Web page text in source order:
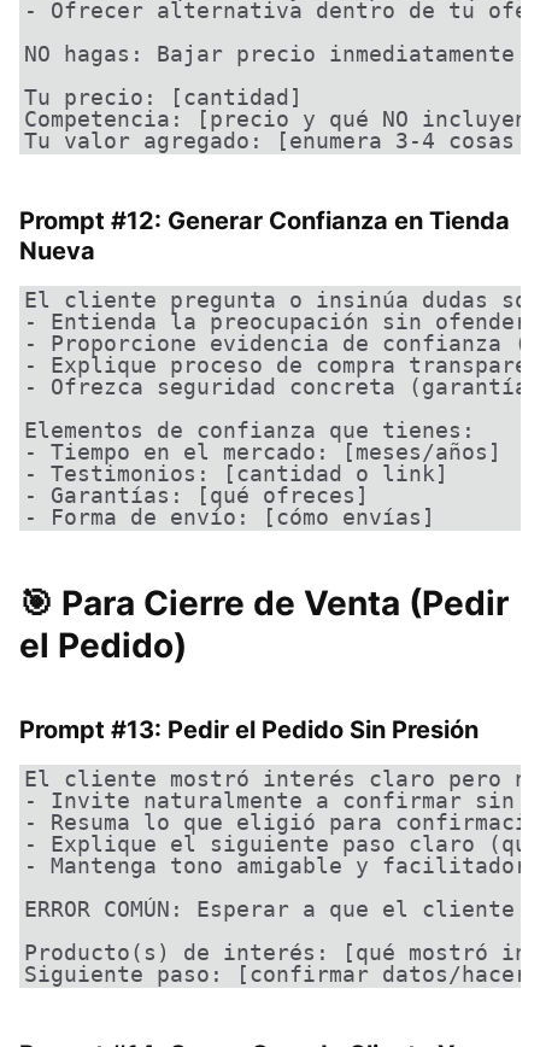
- Ofrecer alternativa dentro de tu
NO hagas: Bajar precio inmediatamente
Tu precio: [cantidad]
Competencia: [precio y qué NO incluyen]
Tu valor agregado: [enumera 3-4 cosas
Prompt #12: Generar Confianza en Tienda
Nueva
El cliente pregunta o insinúa dudas
- Entienda la preocupación sin
- Proporcione evidencia de confianza
- Explique proceso de compra
- Ofrezca seguridad concreta
Elementos de confianza que tienes:
- Tiempo en el mercado: [meses/años]
- Testimonios: [cantidad o link]
- Garantías: [qué ofreces]
- Forma de envío: [cómo envías]
🎯 Para Cierre de Venta (Pedir
el Pedido)
Prompt #13: Pedir el Pedido Sin Presión
El cliente mostró interés claro pero no
- Invite naturalmente a confirmar sin
- Resuma lo que eligió para
- Explique el siguiente paso claro
- Mantenga tono amigable y facilitador
ERROR COMÚN: Esperar a que el
Producto(s) de interés: [qué mostró
Siguiente paso: [confirmar datos/